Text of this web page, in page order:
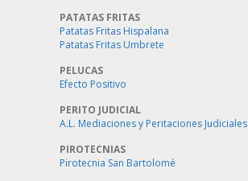
PATATAS FRITAS
Patatas Fritas Hispalana
Patatas Fritas Umbrete
PELUCAS
Efecto Positivo
PERITO JUDICIAL
A.L. Mediaciones y Peritaciones Judiciales
PIROTECNIAS
Pirotecnia San Bartolomé